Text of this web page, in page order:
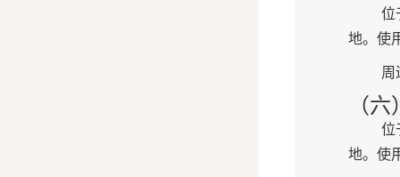
位
地。使
周
（
位
地。使